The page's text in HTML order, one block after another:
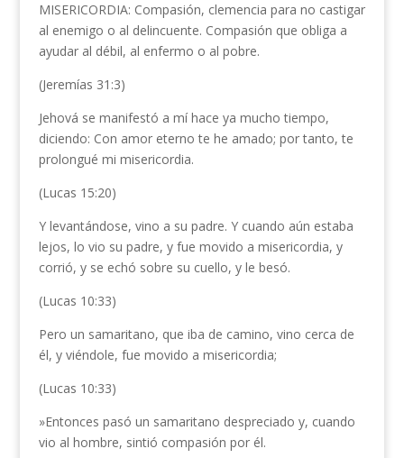
MISERICORDIA: Compasión, clemencia para no castigar
al enemigo o al delincuente. Compasión que obliga a
ayudar al débil, al enfermo o al pobre.
(Jeremías 31:3)
Jehová se manifestó a mí hace ya mucho tiempo,
diciendo: Con amor eterno te he amado; por tanto, te
prolongué mi misericordia.
(Lucas 15:20)
Y levantándose, vino a su padre. Y cuando aún estaba
lejos, lo vio su padre, y fue movido a misericordia, y
corrió, y se echó sobre su cuello, y le besó.
(Lucas 10:33)
Pero un samaritano, que iba de camino, vino cerca de
él, y viéndole, fue movido a misericordia;
(Lucas 10:33)
»Entonces pasó un samaritano despreciado y, cuando
vio al hombre, sintió compasión por él.